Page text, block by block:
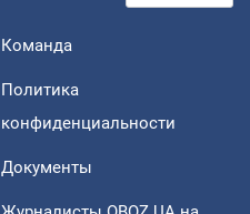
Команда
Политика
конфиденциальности
Документы